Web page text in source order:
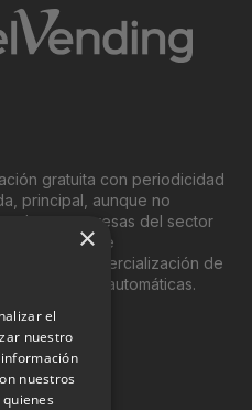
gratuita con periodicidad
principal, aunque no
y empresas del sector
que se conoce
a la comercialización de
de máquinas automáticas.
×
el
nuestro
nuestros